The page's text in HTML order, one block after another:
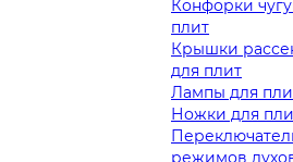
Конфорки
плит
Крышки
для плит
Лампы для
Ножки для
режимов